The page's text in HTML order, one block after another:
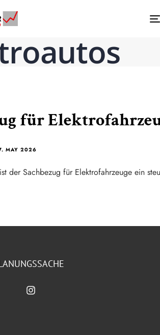
für
MAY 2026
der Sachbezug für Elektrofahrzeuge ein